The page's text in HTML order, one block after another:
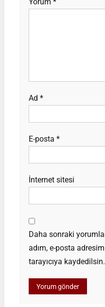
Ad *
E-posta *
İnternet sitesi
Daha sonraki
adım, e-posta
tarayıcıya kaydedilsin.